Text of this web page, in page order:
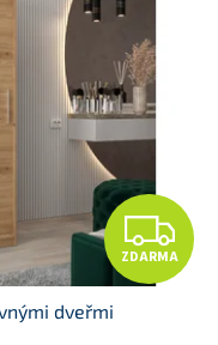
Z
D
ZDARMA
dveřmi